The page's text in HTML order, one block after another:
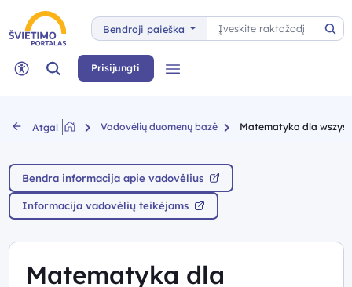
Bendroji paieška
Paieška
Neįgaliųjų rėžimas
Paieška Prisijungti
Atgal Vadovėlių duomenų bazė Matematyka dla
Bendra informacija apie vadovėlius
Informacija vadovėlių teikėjams
Matematyka dla